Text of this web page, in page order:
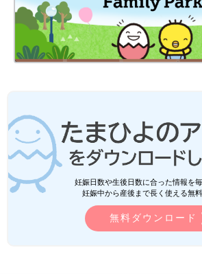
妊娠日数や生後日数に合った情報を
妊娠中から産後まで長く使える無
無料ダウンロード